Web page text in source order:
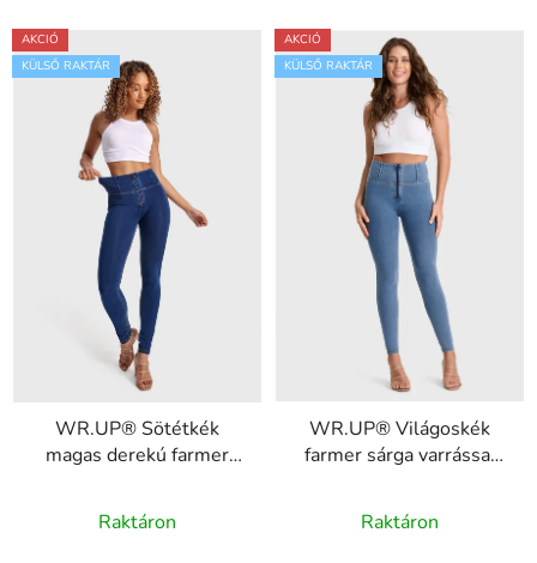
AKCIÓ
KÜLSŐ RAKTÁR
WR.UP® Sötétkék
magas derekú farmer
RE(MOVE)
WRUP1HC002ORG,
Raktáron
AKCIÓ
KÜLSŐ RAKTÁR
WR.UP® Világoskék
farmer sárga varrással
WRUP1HC002ORG,
J4Y
Raktáron